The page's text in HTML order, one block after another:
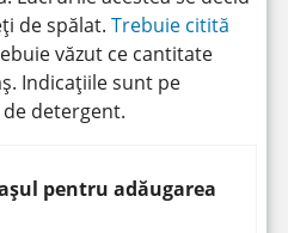
de spălat. Trebuie citită
văzut ce cantitate
Indicațiile sunt pe
detergent.
pentru adăugarea